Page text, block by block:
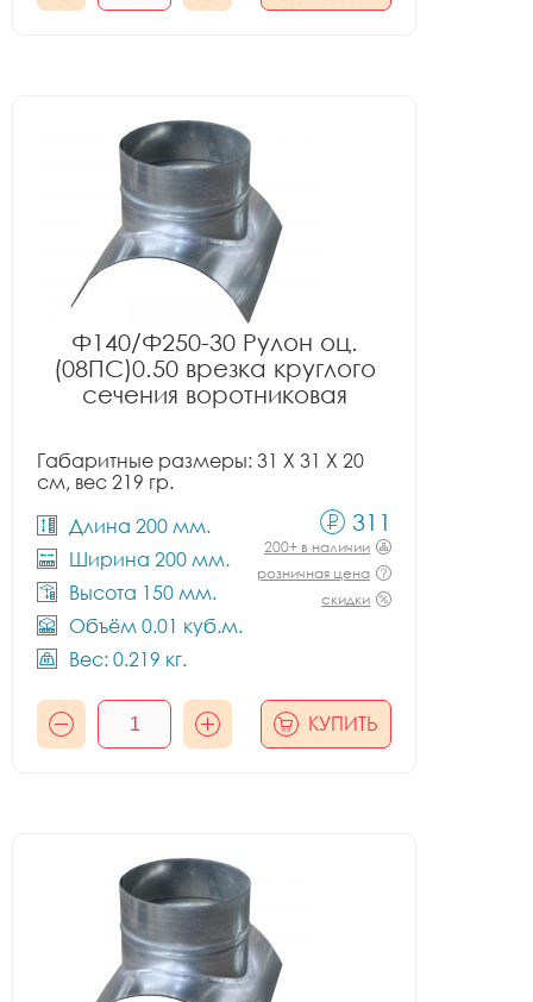
Ф140/Ф250-30 Рулон оц.
(08ПС)0.50 врезка круглого
сечения воротниковая
Габаритные размеры: 31 X 31 X 20
см, вес 219 гр.
Длина 200 мм.
Ширина 200 мм.
Высота 150 мм.
Объём 0.01 куб.м.
Вес: 0.219 кг.
311
200+ в наличии
розничная цена
скидки
КУПИТЬ